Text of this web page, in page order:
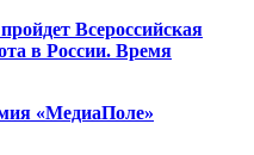
Всероссийская
в России. Время
«МедиаПоле»